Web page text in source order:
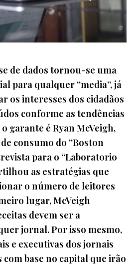
de dados tornou-se uma
para qualquer “media”, já
os interesses dos cidadãos
conforme as tendências
garante é Ryan McVeigh,
consumo do “Boston
para o “Laboratorio
as estratégias que
o número de leitores
lugar, McVeigh
devem ser a
jornal. Por isso mesmo,
e executivas dos jornais
com base no capital que irão